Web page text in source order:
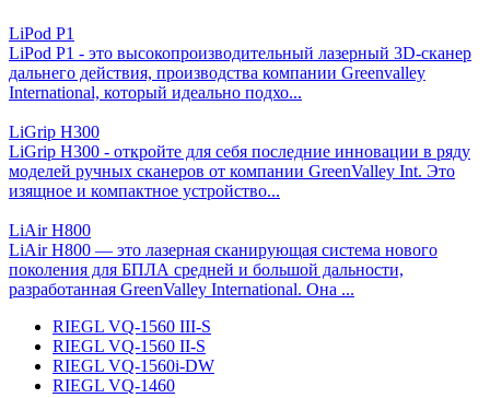
LiPod P1
LiPod P1 - это высокопроизводительный лазерный 3D-сканер
дальнего действия, производства компании Greenvalley
International, который идеально подхо...
LiGrip H300
LiGrip H300 - откройте для себя последние инновации в ряду
моделей ручных сканеров от компании GreenValley Int. Это
изящное и компактное устройство...
LiAir H800
LiAir H800 — это лазерная сканирующая система нового
поколения для БПЛА средней и большой дальности,
разработанная GreenValley International. Она ...
RIEGL VQ-1560 III-S
RIEGL VQ-1560 II-S
RIEGL VQ-1560i-DW
RIEGL VQ-1460